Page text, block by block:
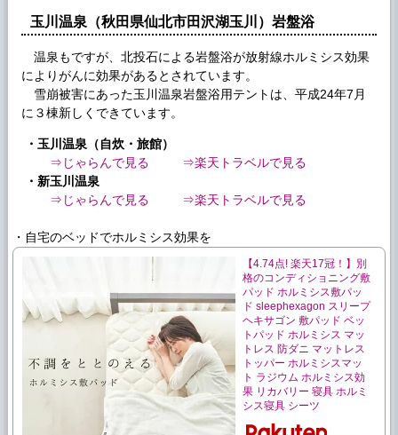
玉川温泉（秋田県仙北市田沢湖玉川）岩盤浴
温泉もですが、北投石による岩盤浴が放射線ホルミシス効果
によりがんに効果があるとされています。
雪崩被害にあった玉川温泉岩盤浴用テントは、平成24年7月
に３棟新しくできています。
・玉川温泉（自炊・旅館）
⇒じゃらんで見る
⇒楽天トラベルで見る
・新玉川温泉
⇒じゃらんで見る
⇒楽天トラベルで見る
・自宅のベッドでホルミシス効果を
【4.74点! 楽天17冠！】別
格のコンディショニング敷
パッド ホルミシス敷パッ
ド sleephexagon スリープ
ヘキサゴン 敷パッド ベッ
トパッド ホルミシス マッ
トレス 防ダニ マットレス
トッパー ホルミシスマッ
ト ラジウム ホルミシス効
果 リカバリー 寝具 ホルミ
シス寝具 シーツ